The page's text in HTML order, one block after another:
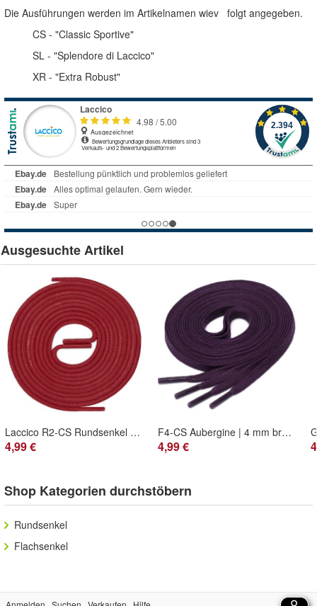
Die Ausführungen werden im Artikelnamen wiev folgt angegeben.
CS - "Classic Sportive"
SL - "Splendore di Laccico"
XR - "Extra Robust"
Ausgesuchte Artikel
Laccico R2-CS Rundsenkel gewachst 2 mm – Rot
4,99 €
F4-CS Aubergine | 4 mm breite flache gewachste Schnürsenkel
4,99 €
Shop Kategorien durchstöbern
Rundsenkel
Flachsenkel